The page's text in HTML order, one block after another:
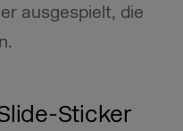
ausgespielt, die
Sticker